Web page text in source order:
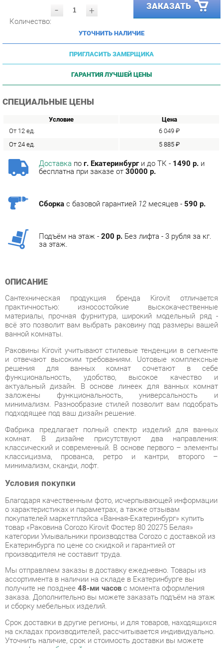
УТОЧНИТЬ НАЛИЧИЕ
ПРИГЛАСИТЬ ЗАМЕРЩИКА
ГАРАНТИЯ ЛУЧШЕЙ ЦЕНЫ
СПЕЦИАЛЬНЫЕ ЦЕНЫ
От 12 ед.
5 885 ₽
Сборкас базовой гарантией12месяцев -
Подъём на этаж -200 р.Без лифта - 3 рубля за кг.
ОПИСАНИЕ
материалы, прочная фурнитура, широкий модельный ряд -
всё это позволит вам выбрать раковину под размеры вашей
ванной комнаты.
Раковины Kirovit учитывают стилевые тенденции в сегменте
и отвечают высоким требованиям. Uотовые комплексные
решения для ванных комнат сочетают в себе
актуальный дизайн. В основе линеек для ванных комнат
заложены функциональность, универсальность и
минимализм. Разнообразие стилей позволит вам подобрать
подходящее под ваш дизайн решение.
Фабрика предлагает полный спектр изделий для ванных
комнат. В дизайне присутствуют два направления:
классический и современный. В основе первого – элементы
классицизма, прованса, ретро и кантри, второго –
минимализм, сканди, лофт.
Условия покупки
Благодаря качественным фото, исчерпывающей информации
о характеристиках и параметрах, а также отзывам
покупателей маркетплэйса «Ванная-Екатеринбург» купить
товар «Раковина Corozo Kirovit Фостер 80 20275 Белая»
категории Умывальники производства Corozo с доставкой из
Екатеринбурга по цене со скидкой и гарантией от
производителя не составит труда.
Мы отправляем заказы в доставку ежедневно. Товары из
ассортимента в наличии на складе в Екатеринбурге вы
получите не позднее48-ми часовс момента оформления
заказа. Дополнительно вы можете заказать подъём на этаж
Срок доставки в другие регионы, и для товаров, находящихся
на складах производителей, рассчитывается индивидуально.
Уточнить наличие, срок и стоимость доставки вы можете
через формуобратной связи.
В любой момент до передачи заказа в доставку, а также в
течение 7-ми дней после получения заказа вы можете
изменить выборили принять решение об отказе от покупки.